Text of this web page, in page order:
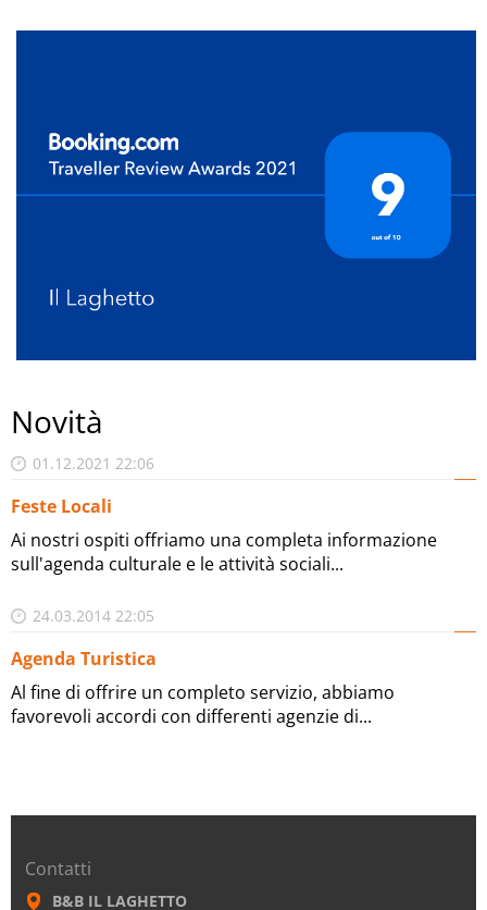
Novità
01.12.2021 22:06
Feste Locali
Ai nostri ospiti offriamo una completa informazione
sull'agenda culturale e le attività sociali...
24.03.2014 22:05
Agenda Turistica
Al fine di offrire un completo servizio, abbiamo
favorevoli accordi con differenti agenzie di...
Contatti
B&B IL LAGHETTO